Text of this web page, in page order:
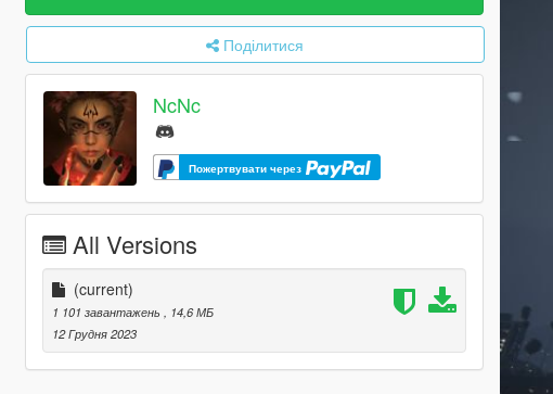
Поділитися
NcNc
Пожертвувати через
All Versions
(current)
1 101 завантажень
, 14,6 МБ
12 Грудня 2023